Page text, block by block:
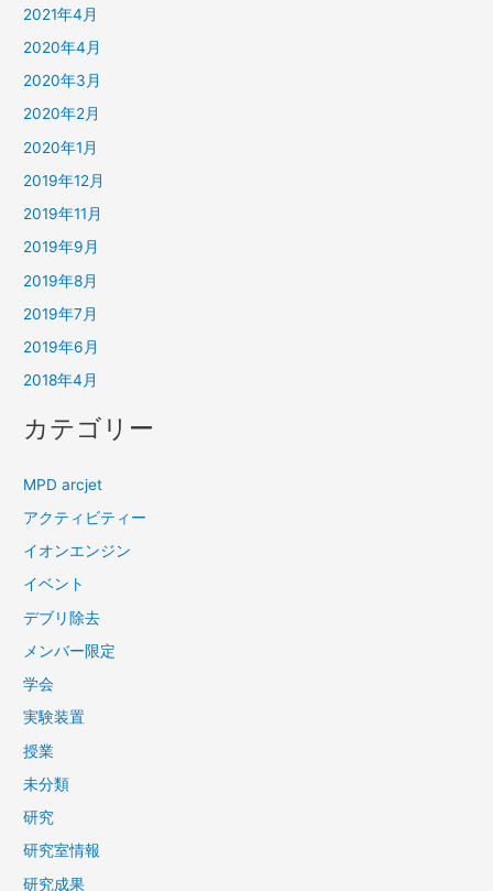
2021年4月
2020年4月
2020年3月
2020年2月
2020年1月
2019年12月
2019年11月
2019年9月
2019年8月
2019年7月
2019年6月
2018年4月
カテゴリー
MPD arcjet
アクティビティー
イオンエンジン
イベント
デブリ除去
メンバー限定
学会
実験装置
授業
未分類
研究
研究室情報
研究成果